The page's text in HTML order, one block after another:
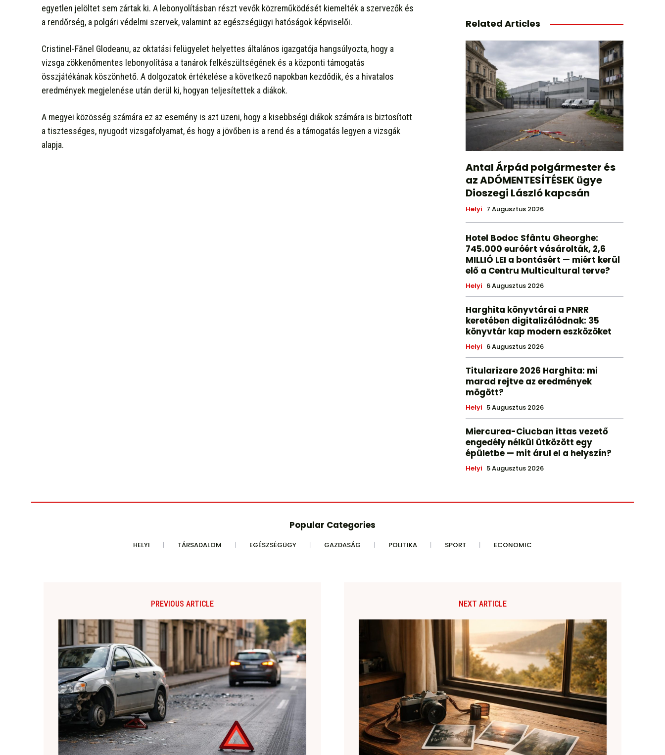
egyetlen jelöltet sem zártak ki. A lebonyolításban részt vevők közreműködését kiemelték a szervezők és
a rendőrség, a polgári védelmi szervek, valamint az egészségügyi hatóságok képviselői.
Cristinel-Fănel Glodeanu, az oktatási felügyelet helyettes általános igazgatója hangsúlyozta, hogy a
vizsga zökkenőmentes lebonyolítása a tanárok felkészültségének és a központi támogatás
összjátékának köszönhető. A dolgozatok értékelése a következő napokban kezdődik, és a hivatalos
eredmények megjelenése után derül ki, hogyan teljesítettek a diákok.
A megyei közösség számára ez az esemény is azt üzeni, hogy a kisebbségi diákok számára is biztosított
a tisztességes, nyugodt vizsgafolyamat, és hogy a jövőben is a rend és a támogatás legyen a vizsgák
alapja.
Related Articles
Antal Árpád polgármester és
az ADÓMENTESÍTÉSEK ügye
Dioszegi László kapcsán
Helyi 7 Augusztus 2026
Hotel Bodoc Sfântu Gheorghe:
745.000 euróért vásárolták, 2,6
MILLIÓ LEI a bontásért — miért kerül
elő a Centru Multicultural terve?
Helyi 6 Augusztus 2026
Harghita könyvtárai a PNRR
keretében digitalizálódnak: 35
könyvtár kap modern eszközöket
Helyi 6 Augusztus 2026
Titularizare 2026 Harghita: mi
marad rejtve az eredmények
mögött?
Helyi 5 Augusztus 2026
Miercurea-Ciucban ittas vezető
engedély nélkül ütközött egy
épületbe — mit árul el a helyszín?
Helyi 5 Augusztus 2026
Popular Categories
HELYI TÁRSADALOM EGÉSZSÉGÜGY GAZDASÁG POLITIKA SPORT ECONOMIC
PREVIOUS ARTICLE NEXT ARTICLE